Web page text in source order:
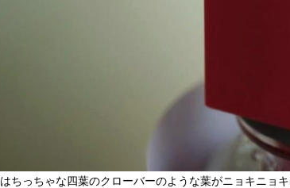
ちっちゃな四葉のクローバーのような葉がニョキニョ